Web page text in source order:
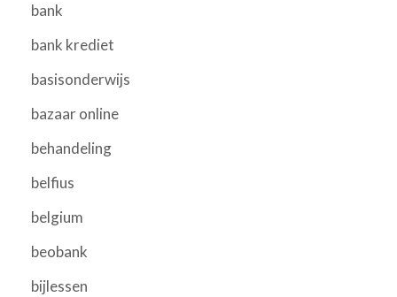
bank
bank krediet
basisonderwijs
bazaar online
behandeling
belfius
belgium
beobank
bijlessen